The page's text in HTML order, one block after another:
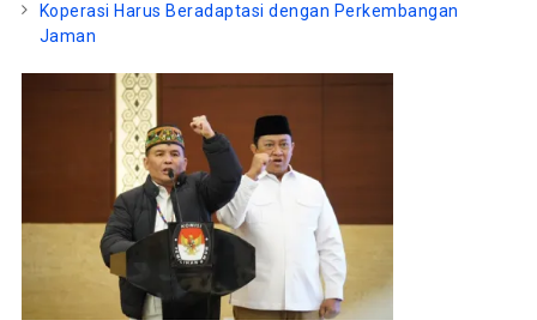
Koperasi Harus Beradaptasi dengan Perkembangan
Jaman